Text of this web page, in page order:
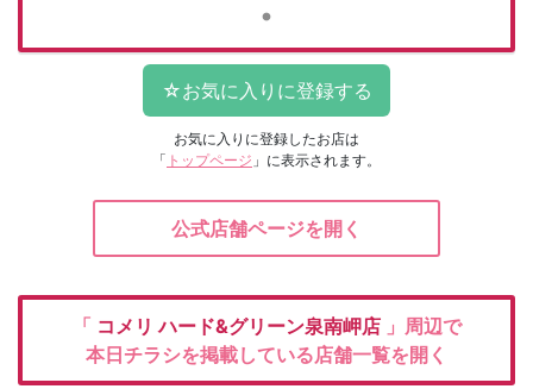
お気に入りに登録したお店は
「 トップページ 」に表示されます。
公式店舗ページを開く
「 コメリハード&グリーン泉南岬店 」周辺で
本日チラシを掲載している店舗一覧を開く